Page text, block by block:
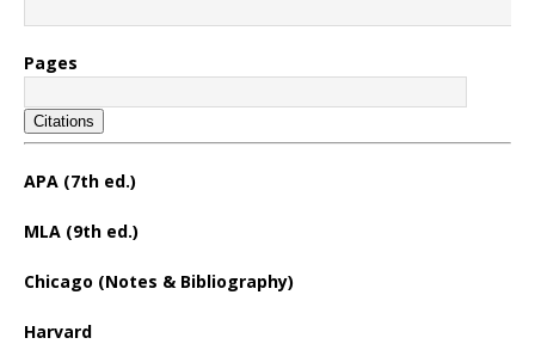
Pages
Citations
APA (7th ed.)
MLA (9th ed.)
Chicago (Notes & Bibliography)
Harvard